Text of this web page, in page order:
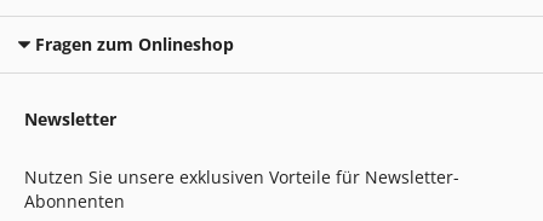
Fragen zum Onlineshop
Newsletter
Nutzen Sie unsere exklusiven Vorteile für Newsletter-
Abonnenten